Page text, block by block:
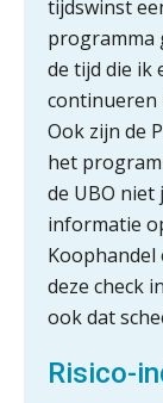
tijdswinst
programma
de tijd die ik
continueren
Ook zijn de
het
de UBO
informatie
deze check
ook dat
Risico-